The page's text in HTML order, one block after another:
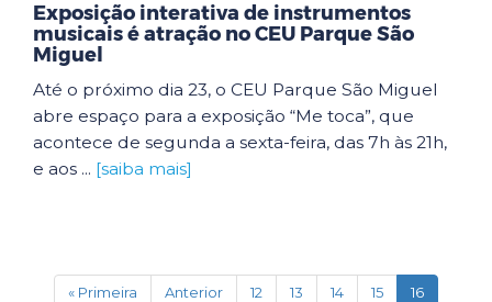
Exposição interativa de instrumentos
musicais é atração no CEU Parque São
Miguel
Até o próximo dia 23, o CEU Parque São Miguel
abre espaço para a exposição “Me toca”, que
acontece de segunda a sexta-feira, das 7h às 21h,
e aos ... [saiba mais]
« Primeira Anterior 12 13 14 15 16(current)